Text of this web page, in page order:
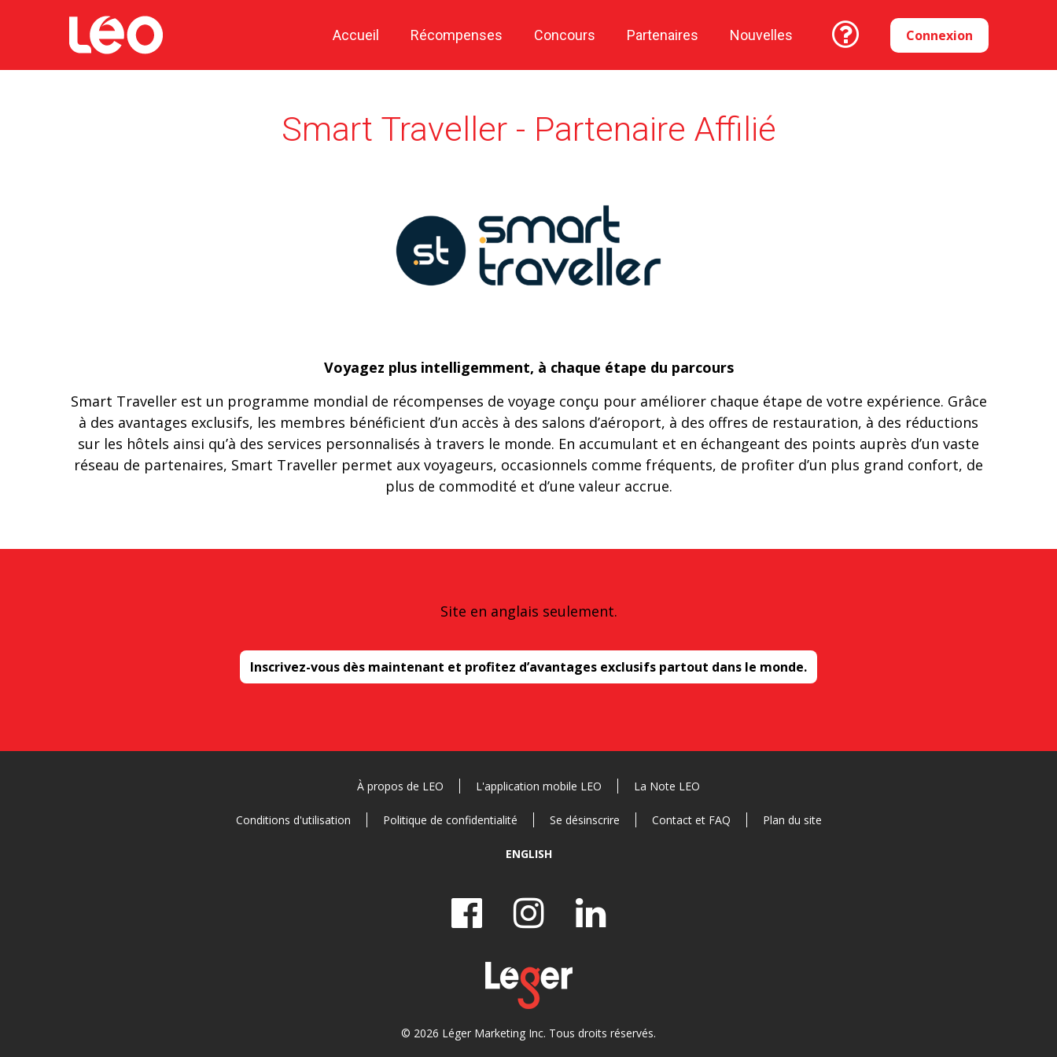
Accueil Récompenses Concours Partenaires Nouvelles Connexion
Smart Traveller - Partenaire Affilié
Voyagez plus intelligemment, à chaque étape du parcours
Smart Traveller est un programme mondial de récompenses de voyage conçu pour améliorer chaque étape de votre expérience. Grâce
à des avantages exclusifs, les membres bénéficient d’un accès à des salons d’aéroport, à des offres de restauration, à des réductions
sur les hôtels ainsi qu’à des services personnalisés à travers le monde. En accumulant et en échangeant des points auprès d’un vaste
réseau de partenaires, Smart Traveller permet aux voyageurs, occasionnels comme fréquents, de profiter d’un plus grand confort, de
plus de commodité et d’une valeur accrue.
Site en anglais seulement.
Inscrivez-vous dès maintenant et profitez d’avantages exclusifs partout dans le monde.
À propos de LEO L'application mobile LEO La Note LEO
Conditions d'utilisation Politique de confidentialité Se désinscrire Contact et FAQ Plan du site
ENGLISH
© 2026 Léger Marketing Inc. Tous droits réservés.